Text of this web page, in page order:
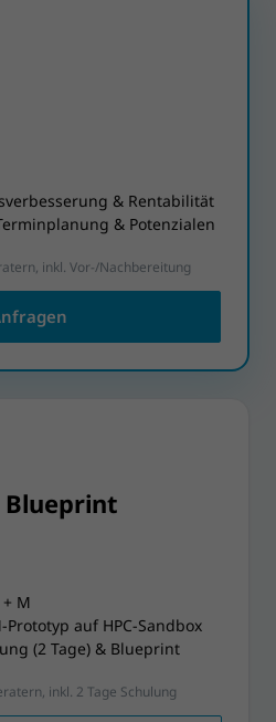
& Rentabilität
& Potenzialen
inkl. Vor-/Nachbereitung
Blueprint
M
auf HPC-Sandbox
(2 Tage) & Blueprint
inkl. 2 Tage Schulung